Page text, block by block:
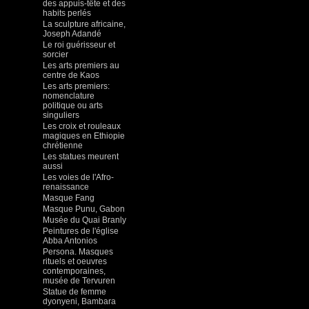
des appuis-tête et des
habits perlés
La sculpture africaine,
Joseph Adandé
Le roi guérisseur et
sorcier
Les arts premiers au
centre de Kaos
Les arts premiers:
nomenclature
politique ou arts
singuliers
Les croix et rouleaux
magiques en Ethiopie
chrétienne
Les statues meurent
aussi
Les voies de l'Afro-
renaissance
Masque Fang
Masque Punu, Gabon
Musée du Quai Branly
Peintures de l'église
Abba Antonios
Persona. Masques
rituels et oeuvres
contemporaines,
musée de Tervuren
Statue de femme
dyonyeni, Bambara